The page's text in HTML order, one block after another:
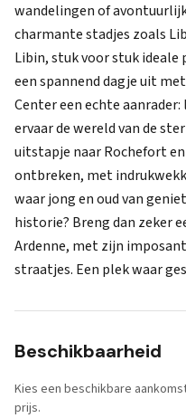
wandelingen of
charmante stadjes zoals
Libin, stuk voor stuk
een spannend dagje uit
Center een echte
ervaar de wereld van de
uitstapje naar Rochefort
ontbreken, met
waar jong en oud van
historie? Breng dan zeker
Ardenne, met zijn
straatjes. Een plek waar
Beschikbaarheid
Kies een beschikbare
prijs.